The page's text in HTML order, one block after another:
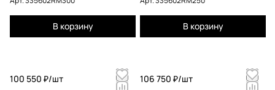
В корзину В корзину
100 550 ₽/шт
106 750 ₽/шт